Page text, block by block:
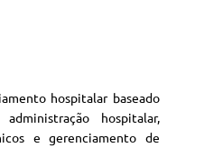
hospitalar baseado
hospitalar,
e gerenciamento de